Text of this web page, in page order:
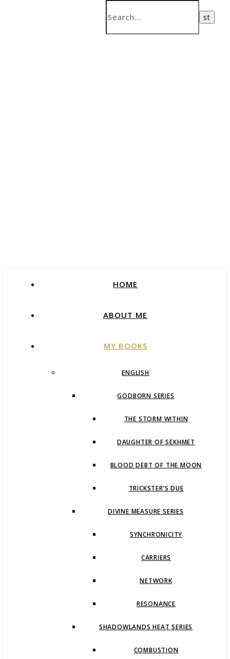
HOME
ABOUT ME
MY BOOKS
ENGLISH
GODBORN SERIES
THE STORM WITHIN
DAUGHTER OF SEKHMET
BLOOD DEBT OF THE MOON
TRICKSTER’S DUE
DIVINE MEASURE SERIES
SYNCHRONICITY
CARRIERS
NETWORK
RESONANCE
SHADOWLANDS HEAT SERIES
COMBUSTION